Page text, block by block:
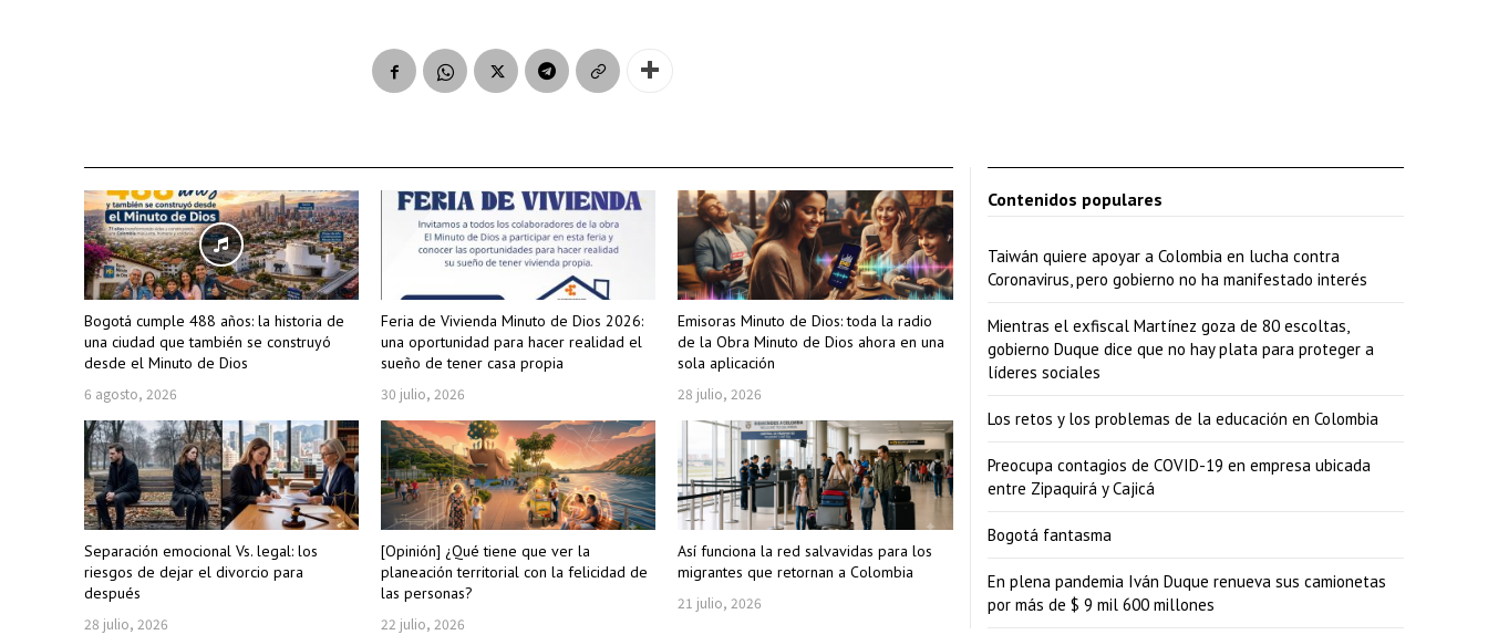
Bogotá cumple 488 años: la historia de
una ciudad que también se construyó
desde el Minuto de Dios
6 agosto, 2026
Feria de Vivienda Minuto de Dios 2026:
una oportunidad para hacer realidad el
sueño de tener casa propia
30 julio, 2026
Emisoras Minuto de Dios: toda la radio
de la Obra Minuto de Dios ahora en una
sola aplicación
28 julio, 2026
Separación emocional Vs. legal: los
riesgos de dejar el divorcio para
después
28 julio, 2026
[Opinión] ¿Qué tiene que ver la
planeación territorial con la felicidad de
las personas?
22 julio, 2026
Así funciona la red salvavidas para los
migrantes que retornan a Colombia
21 julio, 2026
Contenidos populares
Taiwán quiere apoyar a Colombia en lucha contra
Coronavirus, pero gobierno no ha manifestado interés
Mientras el exfiscal Martínez goza de 80 escoltas,
gobierno Duque dice que no hay plata para proteger a
líderes sociales
Los retos y los problemas de la educación en Colombia
Preocupa contagios de COVID-19 en empresa ubicada
entre Zipaquirá y Cajicá
Bogotá fantasma
En plena pandemia Iván Duque renueva sus camionetas
por más de $ 9 mil 600 millones